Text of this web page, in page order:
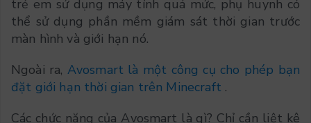
trẻ em sử dụng máy tính quá mức, phụ huynh có
thể sử dụng phần mềm giám sát thời gian trước
màn hình và giới hạn nó.
Ngoài ra, Avosmart là một công cụ cho phép bạn
đặt giới hạn thời gian trên Minecraft .
Các chức năng của Avosmart là gì? Chỉ cần liệt kê